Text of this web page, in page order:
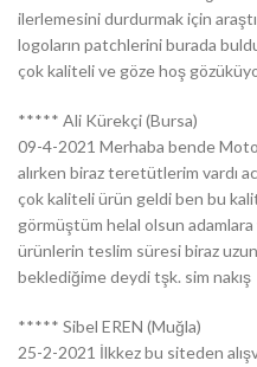
ilerlemesini durdurmak için
logoların patchlerini burada
çok kaliteli ve göze hoş
***** Ali Kürekçi (Bursa)
09-4-2021 Merhaba bende
alırken biraz teretütlerim vardı
çok kaliteli ürün geldi ben bu
görmüştüm helal olsun adamlara
ürünlerin teslim süresi biraz
beklediğime deydi tşk. sim nakış
***** Sibel EREN (Muğla)
25-2-2021 İlkkez bu siteden